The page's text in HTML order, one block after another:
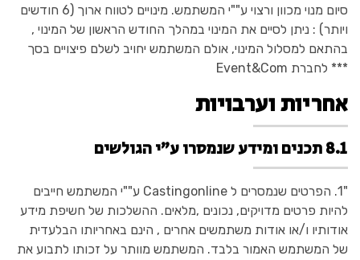
סיום מנוי מכוון ורצוי ע""י המשתמש. מינויים לטווח ארוך (6 חודשים
ויותר) : ניתן לסיים את המינוי במהלך החודש הראשון של המינוי ,
בהתאם למסלול המינוי, אולם המשתמש יחויב לשלם פיצויים בסך
*** לחברת Event&Com
אחריות וערבויות
8.1 תכנים ומידע שנמסרו ע"י הגולשים
"1. הפרטים שנמסרים ל Castingonline ע""י המשתמש חייבים
להיות פרטים מדויקים, נכונים ,מלאים. ההשלכות של חשיפת מידע
אודותיו ו/או אודות משתמשים אחרים , הינם באחריותו הבלעדית
של המשתמש האמור בלבד. המשתמש מוותר על זכותו לתבוע את